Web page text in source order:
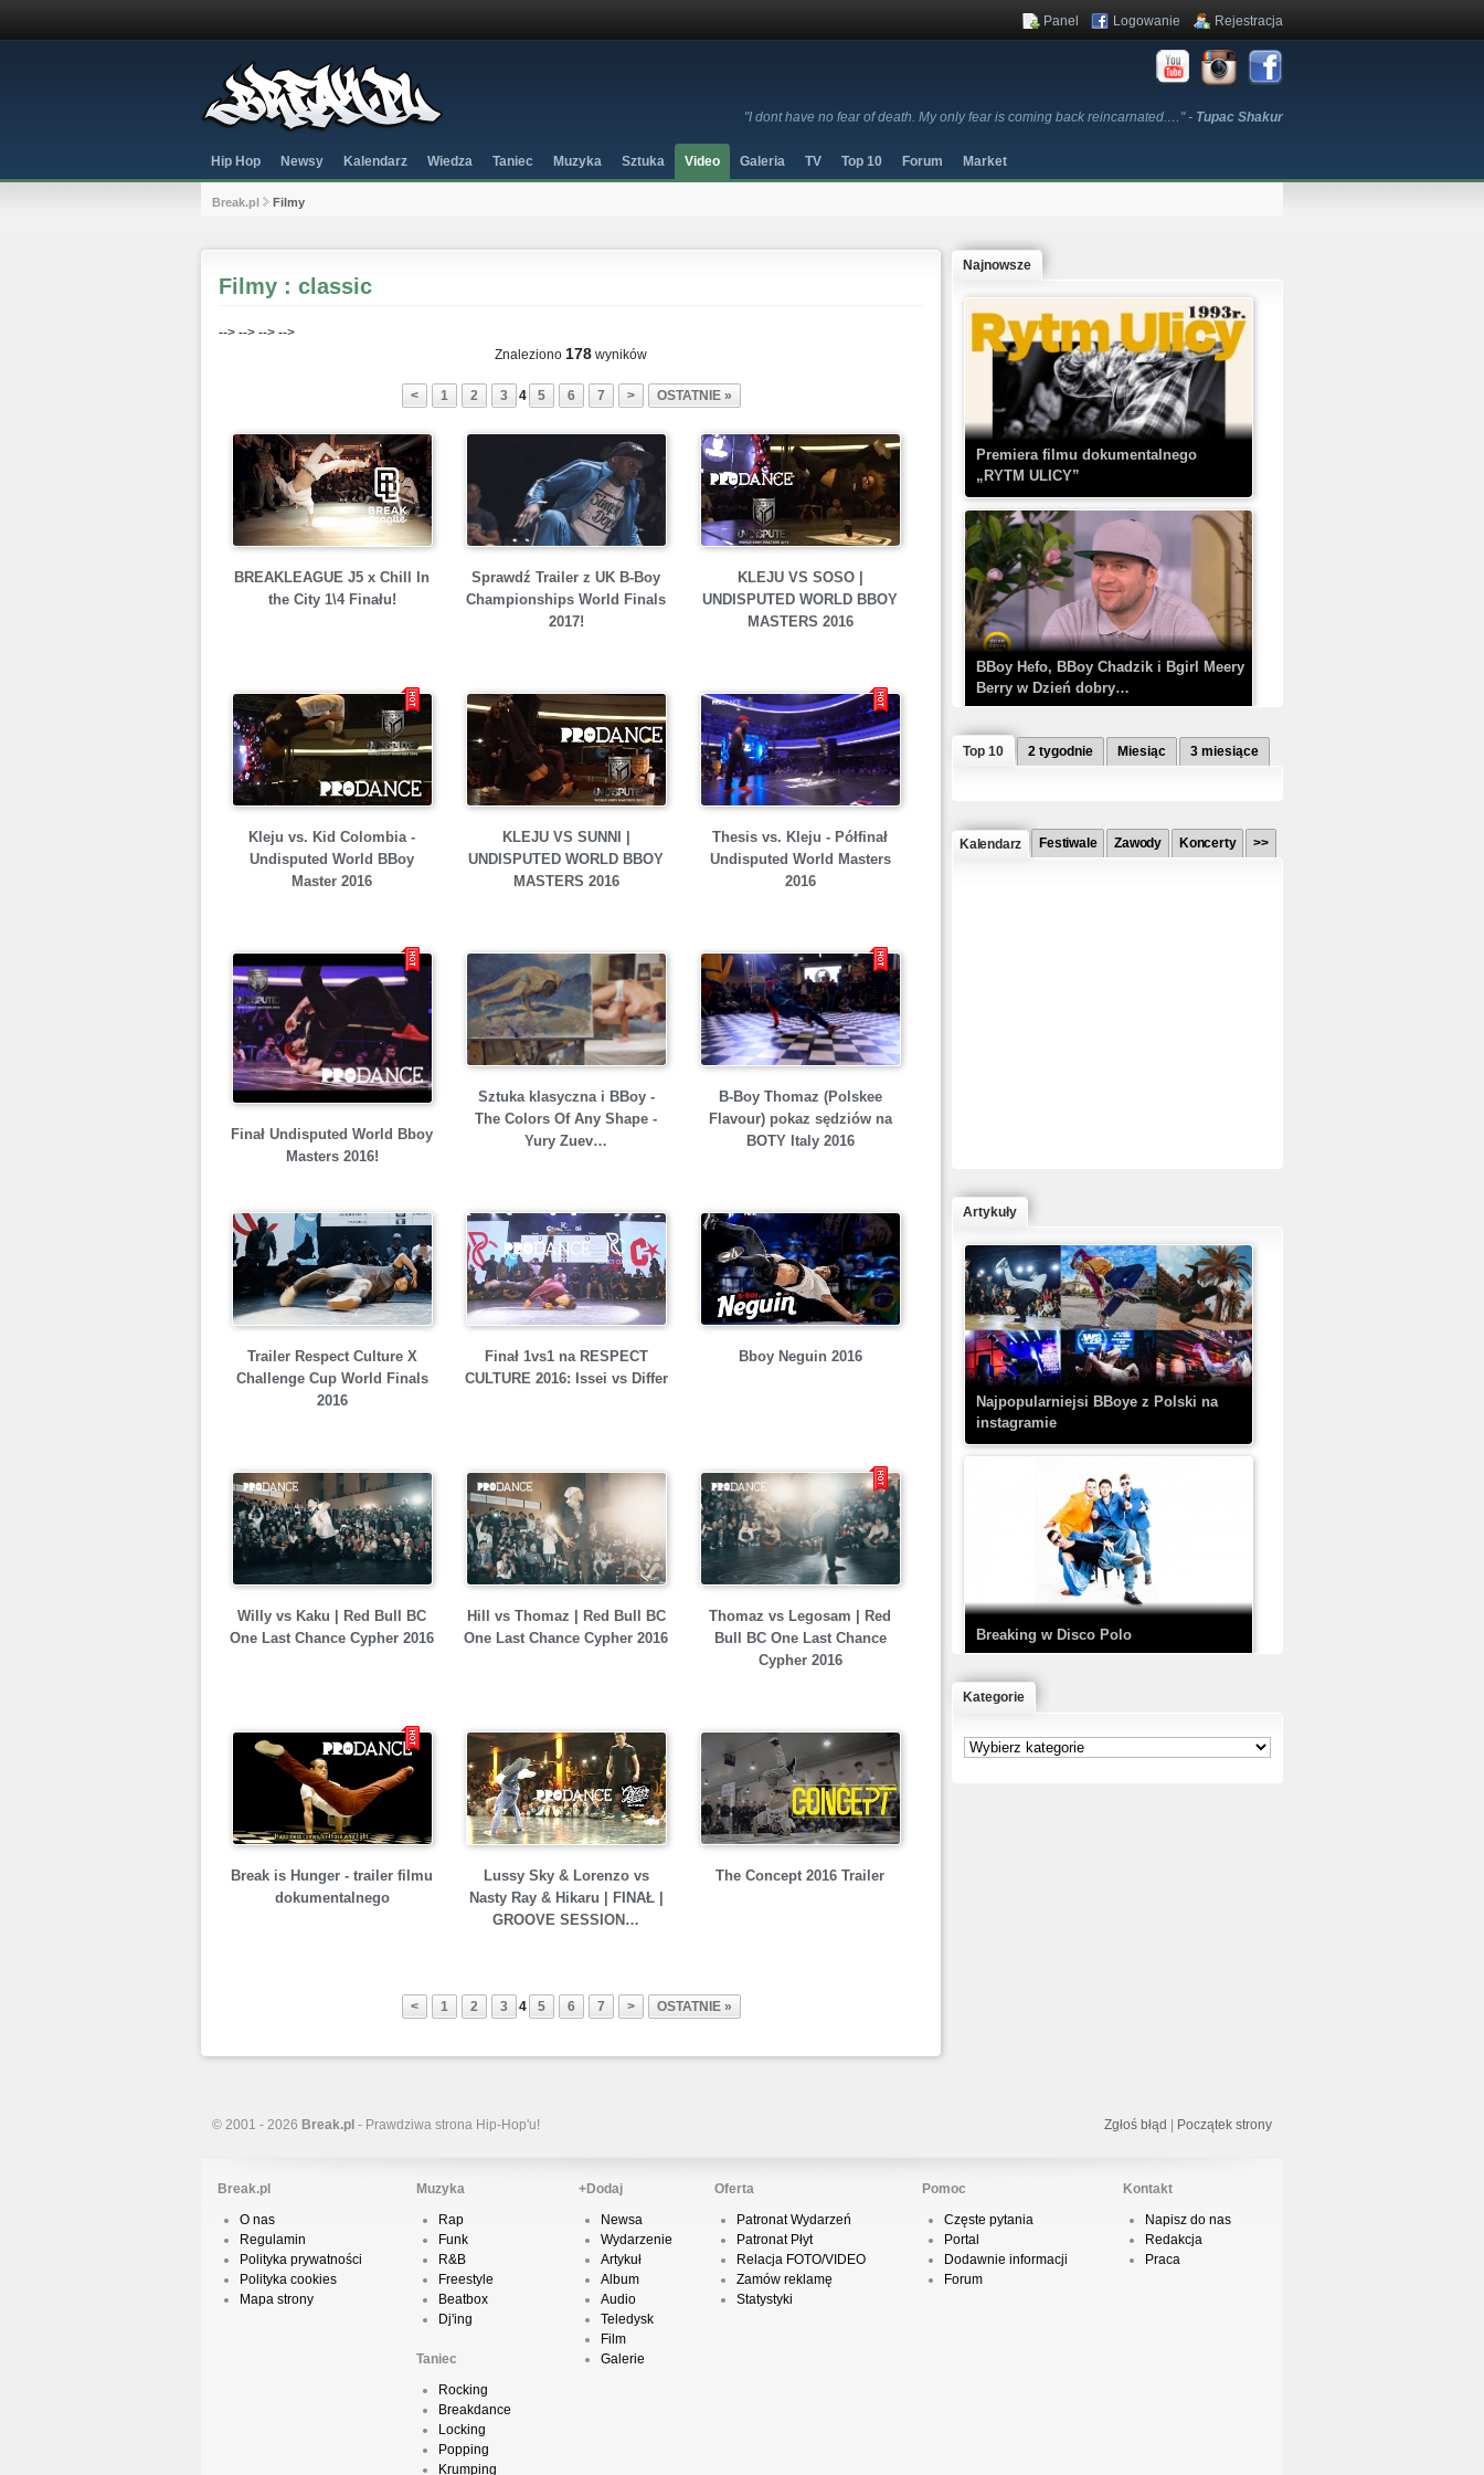
"I dont have no fear of death. My only fear is coming back reincarnated.…" - Tupac Shakur
Panel Logowanie Rejestracja
Hip Hop Newsy Kalendarz Wiedza Taniec Muzyka Sztuka Video Galeria TV Top 10 Forum Market
Break.pl Filmy
Filmy : classic
--> --> --> -->
Znaleziono 178 wyników
< 1 2 3 4 5 6 7 > OSTATNIE »
BREAKLEAGUE J5 x Chill In
the City 1\4 Finału!
Sprawdź Trailer z UK B-Boy
Championships World Finals
2017!
KLEJU VS SOSO |
UNDISPUTED WORLD BBOY
MASTERS 2016
Kleju vs. Kid Colombia -
Undisputed World BBoy
Master 2016
KLEJU VS SUNNI |
UNDISPUTED WORLD BBOY
MASTERS 2016
Thesis vs. Kleju - Półfinał
Undisputed World Masters
2016
Finał Undisputed World Bboy
Masters 2016!
Sztuka klasyczna i BBoy -
The Colors Of Any Shape -
Yury Zuev…
B-Boy Thomaz (Polskee
Flavour) pokaz sędziów na
BOTY Italy 2016
Trailer Respect Culture X
Challenge Cup World Finals
2016
Finał 1vs1 na RESPECT
CULTURE 2016: Issei vs Differ
Bboy Neguin 2016
Willy vs Kaku | Red Bull BC
One Last Chance Cypher 2016
Hill vs Thomaz | Red Bull BC
One Last Chance Cypher 2016
Thomaz vs Legosam | Red
Bull BC One Last Chance
Cypher 2016
Break is Hunger - trailer filmu
dokumentalnego
Lussy Sky & Lorenzo vs
Nasty Ray & Hikaru | FINAŁ |
GROOVE SESSION…
The Concept 2016 Trailer
< 1 2 3 4 5 6 7 > OSTATNIE »
Najnowsze
Premiera filmu dokumentalnego
„RYTM ULICY”
BBoy Hefo, BBoy Chadzik i Bgirl Meery
Berry w Dzień dobry…
Kaczorex w najnowszym klipie: HRYPA
– Kobieta z walizką
TEDE & SIR MICH - KICKDOWN /
DISCO NOIR
Prod. Chubeats, Scratch:…
Top 10 2 tygodnie Miesiąc 3 miesiące
Kalendarz Festiwale Zawody Koncerty >>
Artykuły
Najpopularniejsi BBoye z Polski na
instagramie
Breaking w Disco Polo
Podsumowanie roku 2018 w Polskim
Kategorie
© 2001 - 2026 Break.pl - Prawdziwa strona Hip-Hop'u! Zgłoś błąd Początek strony
Break.pl
O nas
Regulamin
Polityka prywatności
Polityka cookies
Mapa strony
Muzyka
Rap
Funk
R&B
Freestyle
Beatbox
Dj'ing
Taniec
Rocking
Breakdance
Locking
Popping
Krumping
+Dodaj
Newsa
Wydarzenie
Artykuł
Album
Audio
Teledysk
Film
Galerie
Oferta
Patronat Wydarzeń
Patronat Płyt
Relacja FOTO/VIDEO
Zamów reklamę
Statystyki
Pomoc
Częste pytania
Portal
Dodawnie informacji
Forum
Kontakt
Napisz do nas
Redakcja
Praca